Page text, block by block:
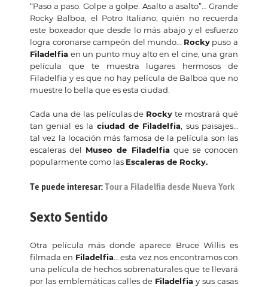
“Paso a paso. Golpe a golpe. Asalto a asalto”… Grande
Rocky Balboa, el Potro Italiano, quién no recuerda
este boxeador que desde lo más abajo y el esfuerzo
logra coronarse campeón del mundo… Rockypuso a
Filadelfia en un punto muy alto en el cine, una gran
película que te muestra lugares hermosos de
Filadelfia y es que no hay película de Balboa que no
muestre lo bella que es esta ciudad.
Cada una de las películas de Rocky te mostrará qué
tan genial es la ciudad de Filadelfia, sus paisajes…
tal vez la locación más famosa de la película son las
escaleras del Museo de Filadelfiaque se conocen
popularmente como las Escaleras de Rocky.
Te puede interesar:Tour a Filadelfia desde Nueva York
Sexto Sentido
Otra película más donde aparece Bruce Willis es
filmada en Filadelfia… esta vez nos encontramos con
una película de hechos sobrenaturales que te llevará
por las emblemáticas calles deFiladelfia y sus casas